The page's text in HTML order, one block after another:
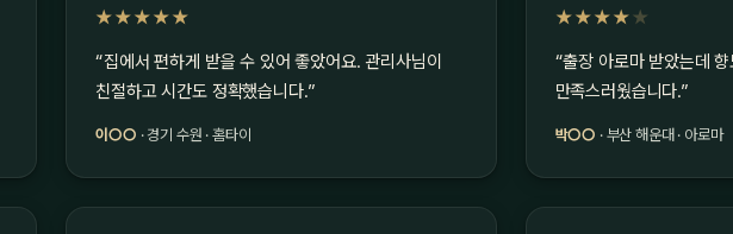
★★★★★
“집에서 편하게 받을 수 있어 좋았어요. 관리사님이
친절하고 시간도 정확했습니다.”
이○○ · 경기 수원 · 홈타이
★★★★ ★
“출장 아로마 받았는데
만족스러웠습니다.”
박○○ · 부산 해운대 · 아로마